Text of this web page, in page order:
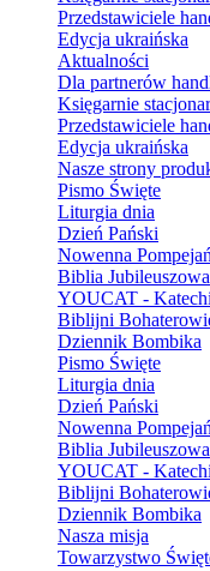
Przedstawiciele
Edycja ukraińska
Aktualności
Dla partnerów
Księgarnie
Przedstawiciele
Edycja ukraińska
Nasze strony
Pismo Święte
Liturgia dnia
Dzień Pański
Nowenna
Biblia Jubileuszowa
YOUCAT -
Biblijni
Dziennik Bombika
Pismo Święte
Liturgia dnia
Dzień Pański
Nowenna
Biblia Jubileuszowa
YOUCAT -
Biblijni
Dziennik Bombika
Nasza misja
Towarzystwo